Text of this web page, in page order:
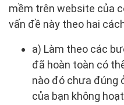
mềm trên website của
vấn đề này theo hai
a) Làm theo các
đã hoàn toàn có
nào đó chưa đúng
của bạn không